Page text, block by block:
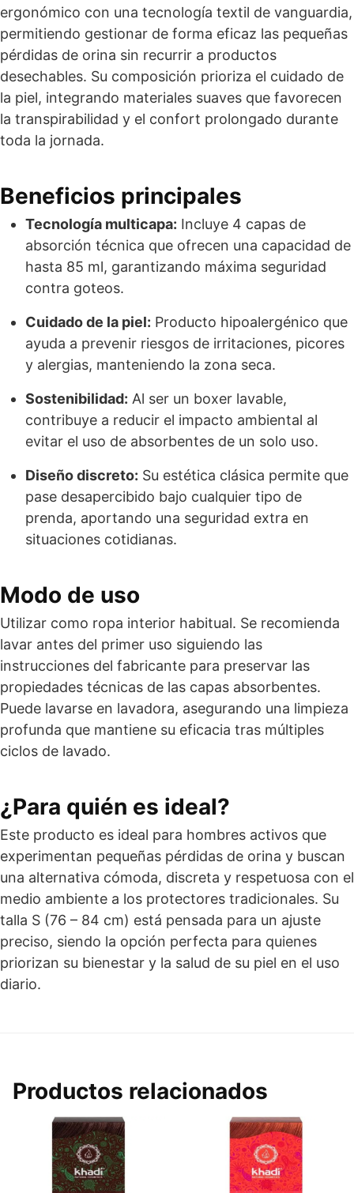
ergonómico con una tecnología textil de vanguardia,
permitiendo gestionar de forma eficaz las pequeñas
pérdidas de orina sin recurrir a productos
desechables. Su composición prioriza el cuidado de
la piel, integrando materiales suaves que favorecen
la transpirabilidad y el confort prolongado durante
toda la jornada.
Beneficios principales
Tecnología multicapa: Incluye 4 capas de
absorción técnica que ofrecen una capacidad de
hasta 85 ml, garantizando máxima seguridad
contra goteos.
Cuidado de la piel: Producto hipoalergénico que
ayuda a prevenir riesgos de irritaciones, picores
y alergias, manteniendo la zona seca.
Sostenibilidad: Al ser un boxer lavable,
contribuye a reducir el impacto ambiental al
evitar el uso de absorbentes de un solo uso.
Diseño discreto: Su estética clásica permite que
pase desapercibido bajo cualquier tipo de
prenda, aportando una seguridad extra en
situaciones cotidianas.
Modo de uso
Utilizar como ropa interior habitual. Se recomienda
lavar antes del primer uso siguiendo las
instrucciones del fabricante para preservar las
propiedades técnicas de las capas absorbentes.
Puede lavarse en lavadora, asegurando una limpieza
profunda que mantiene su eficacia tras múltiples
ciclos de lavado.
¿Para quién es ideal?
Este producto es ideal para hombres activos que
experimentan pequeñas pérdidas de orina y buscan
una alternativa cómoda, discreta y respetuosa con el
medio ambiente a los protectores tradicionales. Su
talla S (76 – 84 cm) está pensada para un ajuste
preciso, siendo la opción perfecta para quienes
priorizan su bienestar y la salud de su piel en el uso
diario.
Productos relacionados